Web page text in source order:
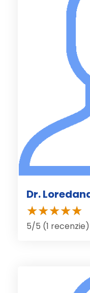
Dr.
5/5 (1 recenzie)